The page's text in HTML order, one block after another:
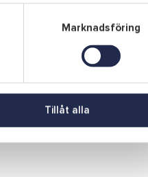
Marknadsföring
Tillåt alla